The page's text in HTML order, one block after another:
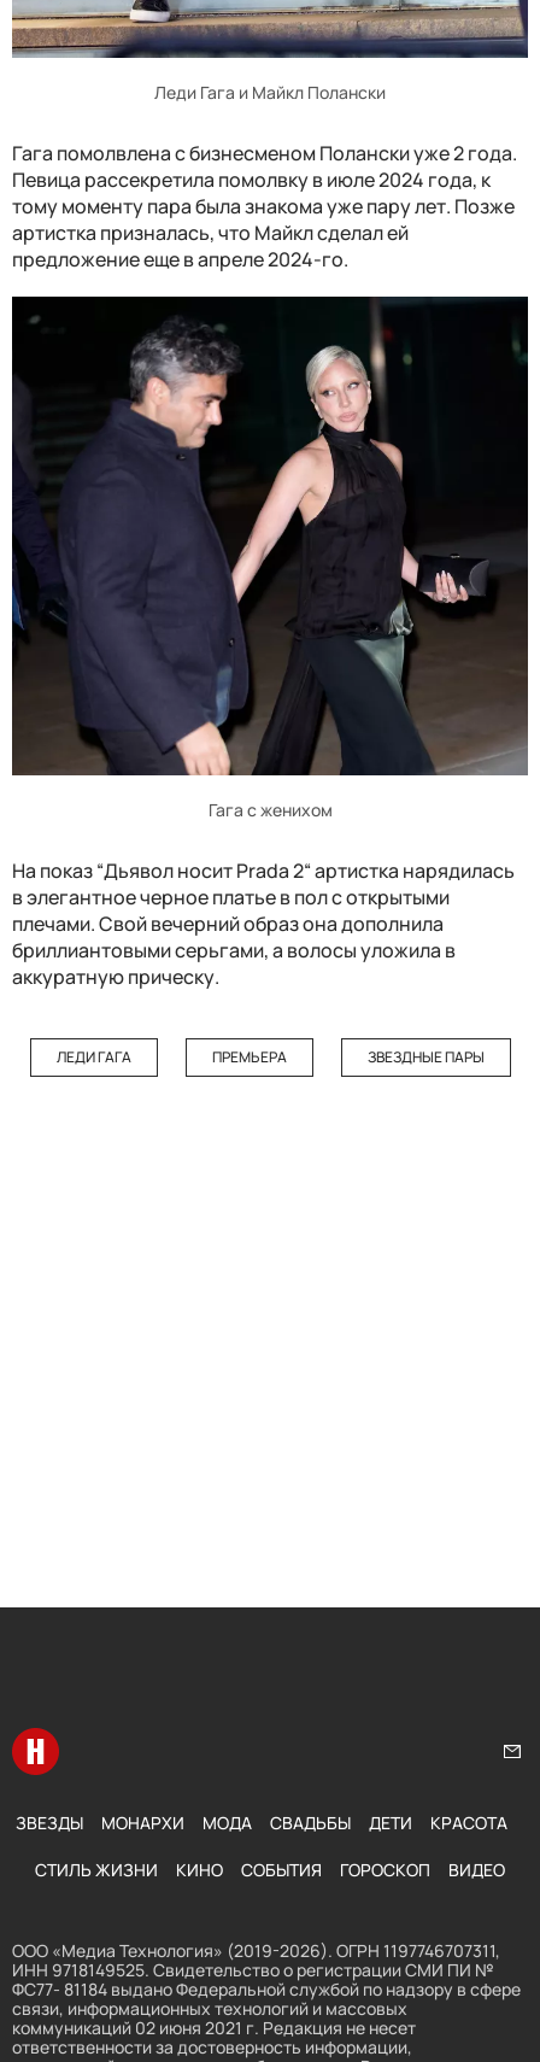
Леди Гага и Майкл Полански
Гага помолвлена с бизнесменом Полански уже 2 года.
Певица рассекретила помолвку в июле 2024 года, к
тому моменту пара была знакома уже пару лет. Позже
артистка призналась, что Майкл сделал ей
предложение еще в апреле 2024-го.
Гага с женихом
На показ “Дьявол носит Prada 2“ артистка нарядилась
в элегантное черное платье в пол с открытыми
плечами. Свой вечерний образ она дополнила
бриллиантовыми серьгами, а волосы уложила в
аккуратную прическу.
ЛЕДИ ГАГА ПРЕМЬЕРА ЗВЕЗДНЫЕ ПАРЫ
Перейти на главную
ЗВЕЗДЫ МОНАРХИ МОДА СВАДЬБЫ ДЕТИ КРАСОТА
СТИЛЬ ЖИЗНИ КИНО СОБЫТИЯ ГОРОСКОП ВИДЕО
ООО «Медиа Технология» (2019-2026). ОГРН 1197746707311,
ИНН 9718149525. Свидетельство о регистрации СМИ ПИ №
ФС77- 81184 выдано Федеральной службой по надзору в сфере
связи, информационных технологий и массовых
коммуникаций 02 июня 2021 г. Редакция не несет
ответственности за достоверность информации,